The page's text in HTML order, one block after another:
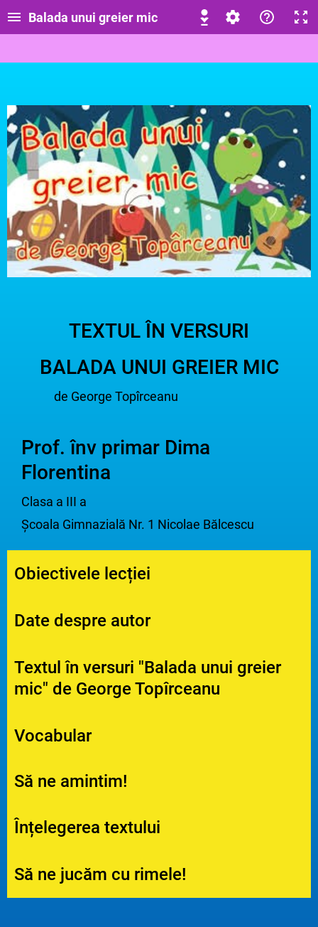
Balada unui greier mic
TEXTUL ÎN VERSURI
BALADA UNUI GREIER MIC
de George Topîrceanu
Prof. înv primar Dima
Florentina
Clasa a III a
Școala Gimnazială Nr. 1 Nicolae Bălcescu
Obiectivele lecției
Date despre autor
Textul în versuri "Balada unui greier
mic" de George Topîrceanu
Vocabular
Să ne amintim!
Înțelegerea textului
Să ne jucăm cu rimele!